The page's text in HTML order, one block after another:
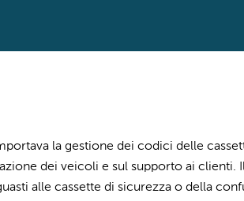
la gestione dei codici delle
dei veicoli e sul supporto ai clienti.
alle cassette di sicurezza o della